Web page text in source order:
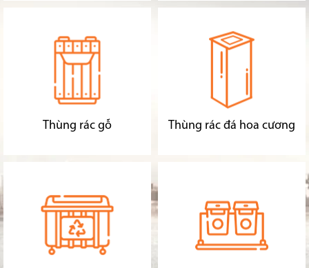
Thùng rác gỗ Thùng rác đá hoa cương